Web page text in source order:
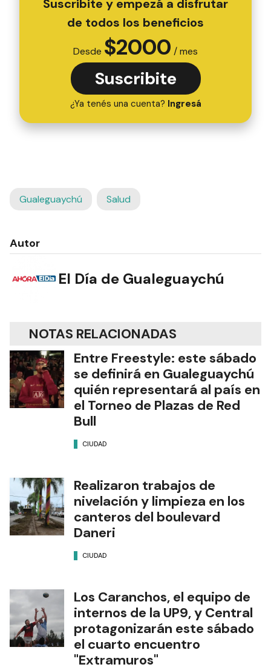
Suscribite y empezá a disfrutar
de todos los beneficios
Desde $2000 / mes
Suscribite
¿Ya tenés una cuenta? Ingresá
Gualeguaychú Salud
Autor
El Día de Gualeguaychú
NOTAS RELACIONADAS
Entre Freestyle: este sábado
se definirá en Gualeguaychú
quién representará al país en
el Torneo de Plazas de Red
Bull
CIUDAD
Realizaron trabajos de
nivelación y limpieza en los
canteros del boulevard
Daneri
CIUDAD
Los Caranchos, el equipo de
internos de la UP9, y Central
protagonizarán este sábado
el cuarto encuentro
"Extramuros"